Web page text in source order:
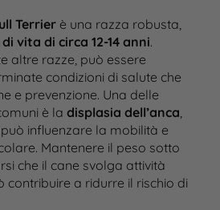
Terrierè una razza robusta,
vita di circa 12-14 anni.
altre razze, può essere
condizioni di salute che
e prevenzione. Una delle
è la displasia dell’anca,
influenzare la mobilità e
Mantenere il peso sotto
che il cane svolga attività
a ridurre il rischio di